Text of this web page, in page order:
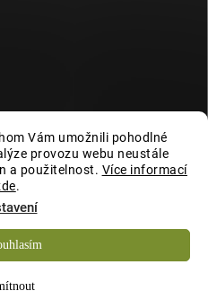
Vám umožnili pohodlné
provozu webu neustále
a použitelnost. Více informací
.
ÚDAJŮ